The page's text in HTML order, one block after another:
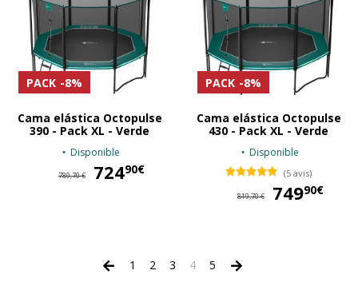
PACK -8%
Cama elástica Octopulse
390 - Pack XL - Verde
Disponible
789,70 € 72490€
PACK -8%
Cama elástica Octopulse
430 - Pack XL - Verde
Disponible
(5 avis)
819,70 € 74990€
1 2 3 4 5